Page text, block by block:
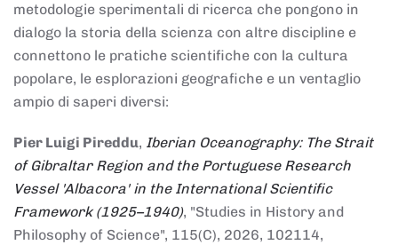
metodologie sperimentali di ricerca che pongono in
dialogo la storia della scienza con altre discipline e
connettono le pratiche scientifiche con la cultura
popolare, le esplorazioni geografiche e un ventaglio
ampio di saperi diversi:
Pier Luigi Pireddu, Iberian Oceanography: The Strait
of Gibraltar Region and the Portuguese Research
Vessel 'Albacora' in the International Scientific
Framework (1925–1940), "Studies in History and
Philosophy of Science", 115(C), 2026, 102114,